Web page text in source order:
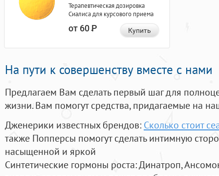
Терапевтическая дозировка
Сиалиса для курсового приема
от 60Р Купить
На пути к совершенству вместе с нами
Предлагаем Вам сделать первый шаг для
жизни. Вам помогут средства, придагаемые на
Дженерики известных брендов: Сколько стоит
также Попперсы помогут сделать интимную
насыщенной и яркой
Синтетические гормоны роста: Динатроп,